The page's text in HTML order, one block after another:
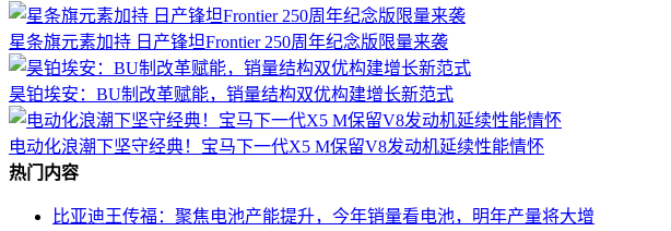
星条旗元素加持 日产锋坦Frontier 250周年纪念版限量来袭
昊铂埃安：BU制改革赋能，销量结构双优构建增长新范式
电动化浪潮下坚守经典！宝马下一代X5 M保留V8发动机延续性能情怀
热门内容
比亚迪王传福：聚焦电池产能提升，今年销量看电池，明年产量将大增